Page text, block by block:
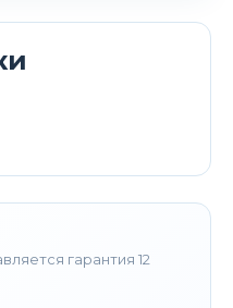
гарантия 12